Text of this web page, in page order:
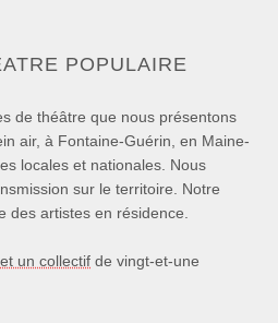
POPULAIRE
de théâtre que nous présentons
air, à Fontaine-Guérin, en Maine-
locales et nationales. Nous
sur le territoire. Notre
des artistes en résidence.
un collectif de vingt-et-une